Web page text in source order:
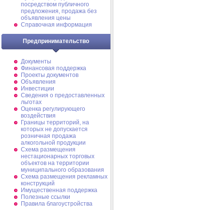
посредством публичного
предложения, продажа без
объявления цены
Справочная информация
Предпринимательство
Документы
Финансовая поддержка
Проекты документов
Объявления
Инвестиции
Сведения о предоставленных
льготах
Оценка регулирующего
воздействия
Границы территорий, на
которых не допускается
розничная продажа
алкогольной продукции
Схема размещения
нестационарных торговых
объектов на территории
муниципального образования
Схема размещения рекламных
конструкций
Имущественная поддержка
Полезные ссылки
Правила благоустройства